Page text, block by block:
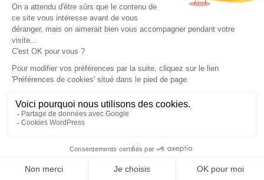
Plan du site
Mentions légales
Politique de confidentialité
Recrutement